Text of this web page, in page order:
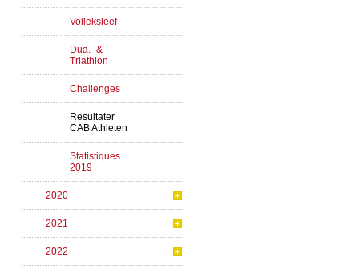
Volleksleef
Dua.- &
Triathlon
Challenges
Resultater
CAB Athleten
Statistiques
2019
2020
2021
2022